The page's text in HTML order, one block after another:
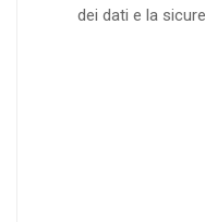
dei dati e la